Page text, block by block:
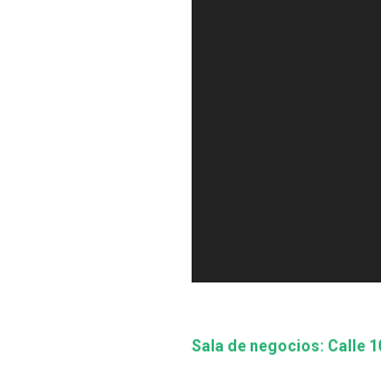
Sala de negocios: Calle